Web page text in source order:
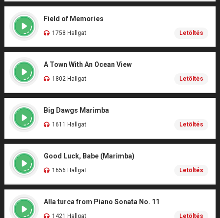
Field of Memories
1758 Hallgat Letöltés
A Town With An Ocean View
1802 Hallgat Letöltés
Big Dawgs Marimba
1611 Hallgat Letöltés
Good Luck, Babe (Marimba)
1656 Hallgat Letöltés
Alla turca from Piano Sonata No. 11
1421 Hallgat Letöltés